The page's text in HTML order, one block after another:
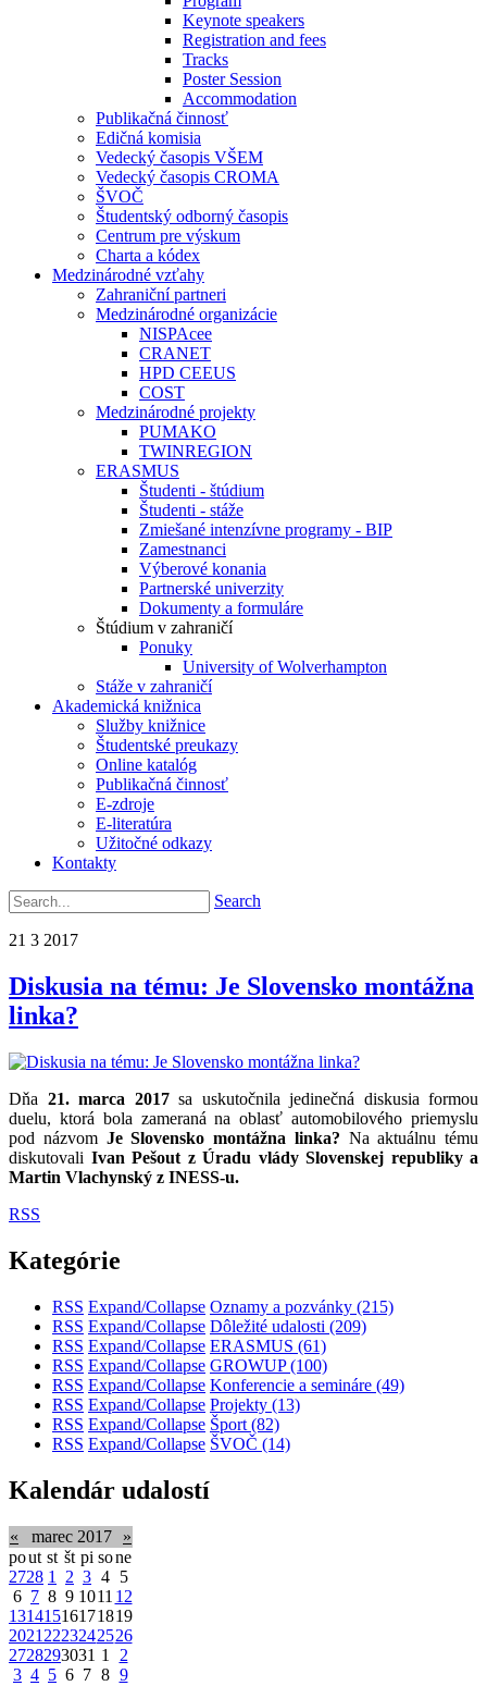
Keynote speakers
Registration and fees
Tracks
Poster Session
Accommodation
Publikačná činnosť
Edičná komisia
Vedecký časopis VŠEM
Vedecký časopis CROMA
ŠVOČ
Študentský odborný časopis
Centrum pre výskum
Charta a kódex
Medzinárodné vzťahy
Zahraniční partneri
Medzinárodné organizácie
NISPAcee
CRANET
HPD CEEUS
COST
Medzinárodné projekty
PUMAKO
TWINREGION
ERASMUS
Študenti - štúdium
Študenti - stáže
Zmiešané intenzívne programy - BIP
Zamestnanci
Výberové konania
Partnerské univerzity
Dokumenty a formuláre
Štúdium v zahraničí
Ponuky
University of Wolverhampton
Stáže v zahraničí
Akademická knižnica
Služby knižnice
Študentské preukazy
Online katalóg
Publikačná činnosť
E-zdroje
E-literatúra
Užitočné odkazy
Kontakty
Search
21 3 2017
Diskusia na tému: Je Slovensko montážna
linka?
Dňa 21. marca 2017sa uskutočnila jedinečná diskusia formou
duelu, ktorá bola zameraná na oblasť automobilového priemyslu
pod názvom Je Slovensko montážna linka? Na aktuálnu tému
diskutovali Ivan Pešout z Úradu vlády Slovenskej republiky a
Martin Vlachynský z INESS-u.
RSS
Kategórie
RSS Expand/Collapse Oznamy a pozvánky (215)
RSS Expand/Collapse Dôležité udalosti (209)
RSS Expand/Collapse ERASMUS (61)
RSS Expand/Collapse GROWUP(100)
RSS Expand/Collapse Konferencie a semináre (49)
RSS Expand/Collapse Projekty (13)
RSS Expand/Collapse Šport (82)
RSS Expand/Collapse ŠVOČ (14)
Kalendár udalostí
« marec 2017
»
pout st št pi sone
2728 1 2 3 4
5
6 7 8 9 1011 12
13141516171819
20212223242526
2728293031 1 2
3 4 5 6 7 8 9